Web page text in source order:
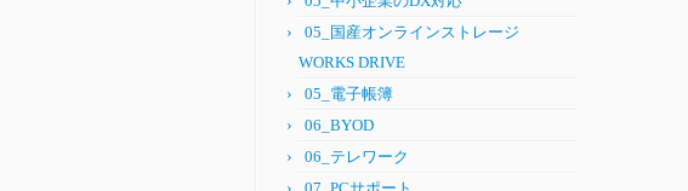
05_国産オンラインストレージ
WORKS DRIVE
05_電子帳簿
06_BYOD
06_テレワーク